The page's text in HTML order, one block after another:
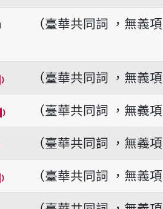
播放音讀kiông-kan
khuân
（臺華共同詞 ，無義項
放音讀kiông-kiû
（臺華共同詞 ，無義項
播放音讀kiông-lia̍t
（臺華共同詞 ，無義項
放音讀kiông-li̍k
（臺華共同詞 ，無義項
放音讀kiông-pik
（臺華共同詞 ，無義項